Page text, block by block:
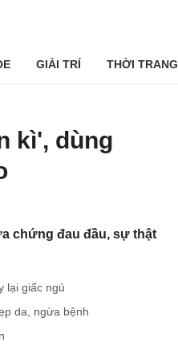
GIẢI TRÍ THỜI TRANG
kì', dùng
chứng đau đầu, sự thật
lại giấc ngủ
da, ngừa bệnh